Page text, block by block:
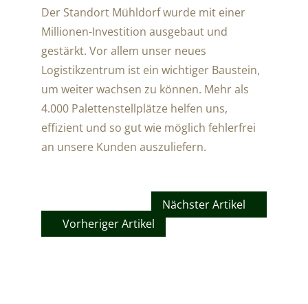
Der Standort Mühldorf wurde mit einer
Millionen-Investition ausgebaut und
gestärkt. Vor allem unser neues
Logistikzentrum ist ein wichtiger Baustein,
um weiter wachsen zu können. Mehr als
4.000 Palettenstellplätze helfen uns,
effizient und so gut wie möglich fehlerfrei
an unsere Kunden auszuliefern.
Nächster Artikel
Vorheriger Artikel